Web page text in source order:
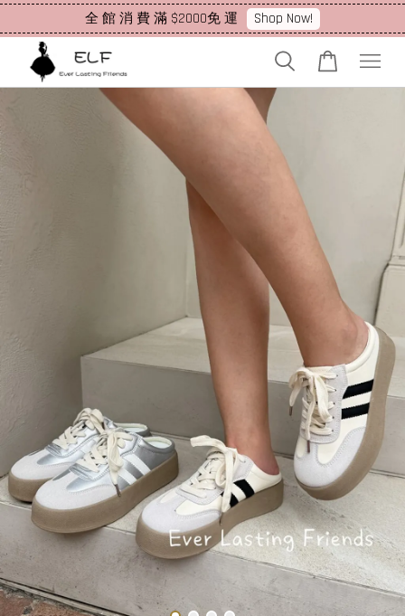
全 館 消 費 滿 $2000免 運 Shop Now!